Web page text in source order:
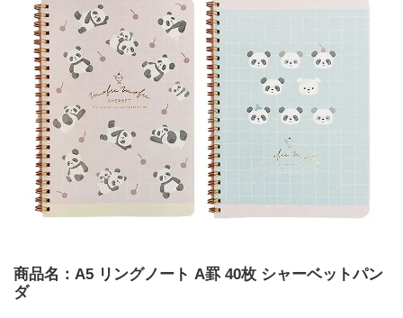
商品名：A5 リングノート A罫 40枚 シャーベットパン
ダ